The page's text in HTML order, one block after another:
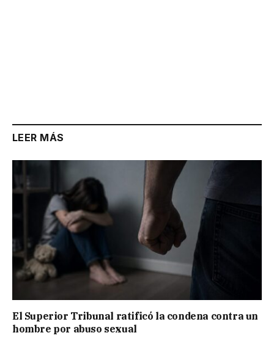
LEER MÁS
El Superior Tribunal ratificó la condena contra un
hombre por abuso sexual